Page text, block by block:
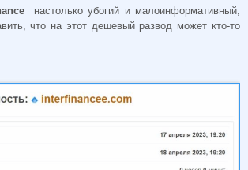
настолько убогий и малоинформативный,
что на этот дешевый развод может кто-то